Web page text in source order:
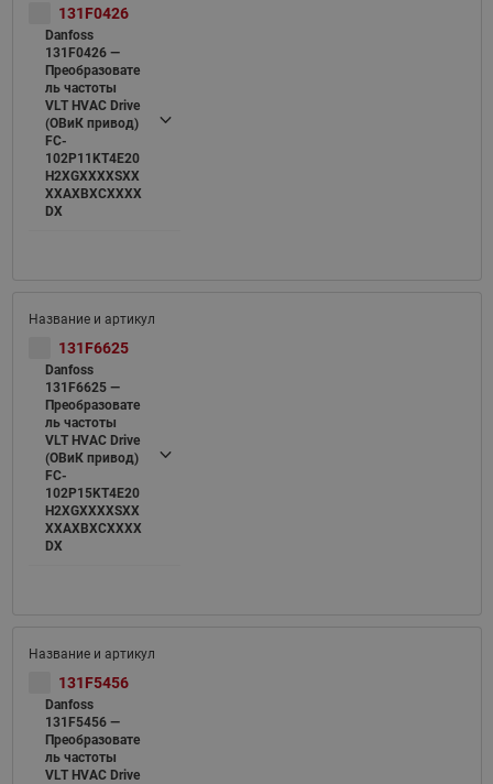
131F0426
Danfoss
131F0426 —
Преобразовате
ль частоты
VLT HVAC Drive
(ОВиК привод)
FC-
102P11KT4E20
H2XGXXXXSXX
XXAXBXCXXXX
DX
131F6625
Danfoss
131F6625 —
Преобразовате
ль частоты
VLT HVAC Drive
(ОВиК привод)
FC-
102P15KT4E20
H2XGXXXXSXX
XXAXBXCXXXX
DX
131F5456
Danfoss
131F5456 —
Преобразовате
ль частоты
VLT HVAC Drive